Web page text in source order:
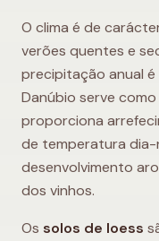
O clima é de
verões quentes e
precipitação anual
Danúbio serve
proporciona
de temperatura
desenvolvimento
dos vinhos.
Os solos de loess